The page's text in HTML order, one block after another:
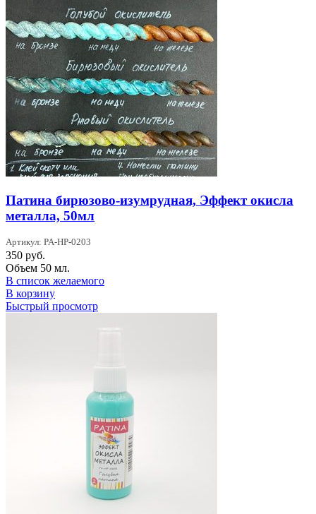
Патина бирюзово-изумрудная, Эффект окисла
металла, 50мл
Артикул: PA-HP-0203
350 руб.
Объем 50 мл.
В список желаемого
В корзину
Быстрый просмотр